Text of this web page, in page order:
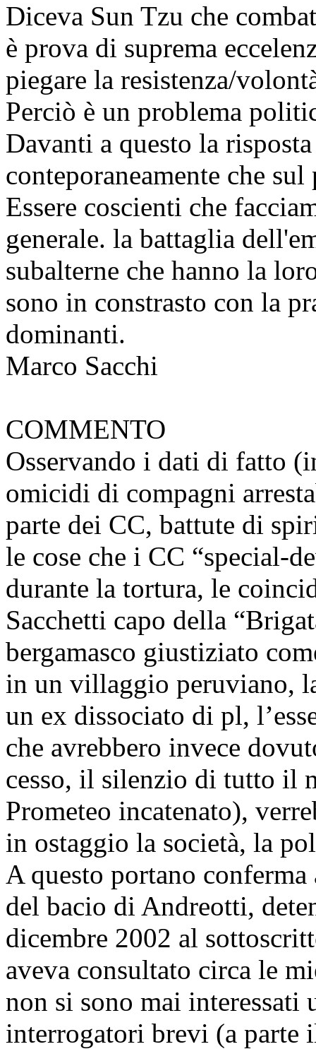
Diceva Sun Tzu che
è prova di suprema
piegare la resistenza/
Perciò è un problema
Davanti a questo la
conteporaneamente che
Essere coscienti che
generale. la battaglia
subalterne che hanno la
sono in constrasto con la
dominanti.
Marco Sacchi
COMMENTO
Osservando i dati di fatto
omicidi di compagni
parte dei CC, battute di
le cose che i CC “special-
durante la tortura, le
Sacchetti capo della
bergamasco giustiziato
in un villaggio peruviano,
un ex dissociato di pl,
che avrebbero invece
cesso, il silenzio di tutto il
Prometeo incatenato),
in ostaggio la società, la
A questo portano
del bacio di Andreotti,
dicembre 2002 al
aveva consultato circa le
non si sono mai interessati
interrogatori brevi (a